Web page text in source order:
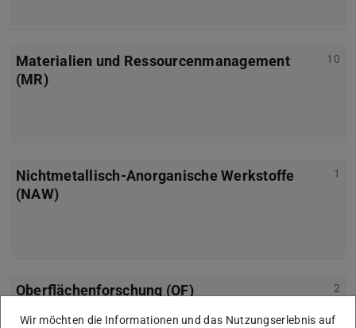
10
Materialien und Ressourcenmanagement
(MR)
1
Nichtmetallisch-Anorganische Werkstoffe
(NAW)
2
Oberflächenforschung (OF)
Wir möchten die Informationen und das Nutzungserlebnis auf